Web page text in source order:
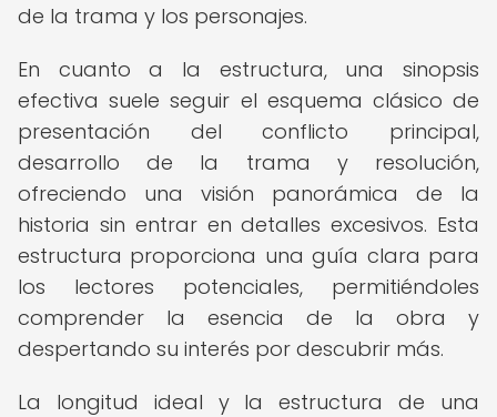
de la trama y los personajes.
En cuanto a la estructura, una sinopsis
efectiva suele seguir el esquema clásico de
presentación del conflicto principal,
desarrollo de la trama y resolución,
ofreciendo una visión panorámica de la
historia sin entrar en detalles excesivos. Esta
estructura proporciona una guía clara para
los lectores potenciales, permitiéndoles
comprender la esencia de la obra y
despertando su interés por descubrir más.
La longitud ideal y la estructura de una